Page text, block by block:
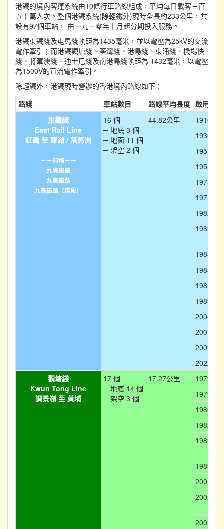
港鐵的境內客運系統由10條行車路線組成，平均每日載客三百
五十萬人次。整個港鐵系統(除輕鐵外)現時全長約233公里，共
設有97個車站， 由一九一零年十月起分期投入服務。
港鐵東鐵綫及屯馬綫軌距為1435毫米，並以電壓為25kV的交流
電作牽引；而港鐵觀塘綫、荃灣綫、港島綫、東涌綫、機場快
綫、將軍澳綫、迪士尼綫及南港島綫軌距為 1432毫米，以電壓
為1500V的直流電作牽引。
除輕鐵外，港鐵現時營辦的香港境內路線如下：
路綫
車站數目 路線平均長度 啟用/廢
東鐵綫
East Rail Line
紅磡 至 羅湖 / 落馬洲
－－前稱－－
九廣東鐵
九廣鐵路
九廣鐵路（英段）
16 個
─ 地底 3 個
─ 地面 11 個
─ 架空 2 個
44.82公里
1910-
1930年
1951
1955
1975-
1975-
1982-
1983-
1983
1985-
1985-
1989-
2004-
2007-
2009-
2022-
觀塘綫
Kwun Tong Line
調景嶺 至 黃埔
17 個
─ 地底 14 個
─ 架空 3 個
17.27公里
1979-
1979-
1980-
1982-
1989-
1989-
2001-
2002-
2002-